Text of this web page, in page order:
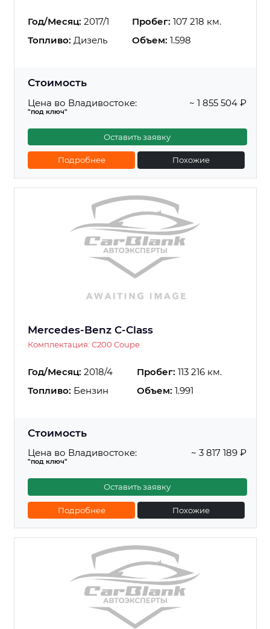
Год/Месяц: 2017/1 Пробег: 107 218 км.
Топливо: Дизель Объем: 1.598
Стоимость
Цена во Владивостоке:
"под ключ"
~ 1 855 504 ₽
Оставить заявку
Подробнее Похожие
Mercedes-Benz C-Class
Комплектация: C200 Coupe
Год/Месяц: 2018/4 Пробег: 113 216 км.
Топливо: Бензин Объем: 1.991
Стоимость
Цена во Владивостоке:
"под ключ"
~ 3 817 189 ₽
Оставить заявку
Подробнее Похожие